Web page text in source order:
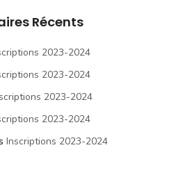
Récents
2023-2024
2023-2024
2023-2024
2023-2024
Inscriptions 2023-2024